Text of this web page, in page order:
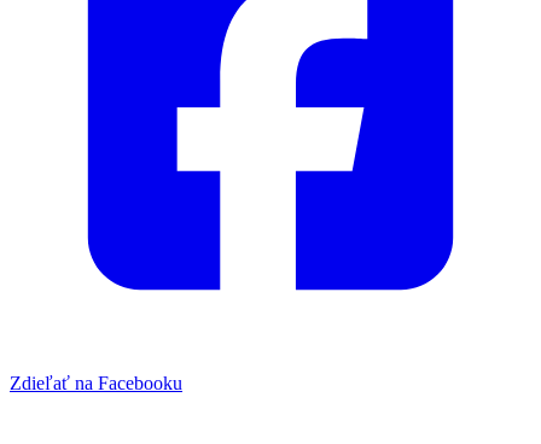
Zdieľať na Facebooku